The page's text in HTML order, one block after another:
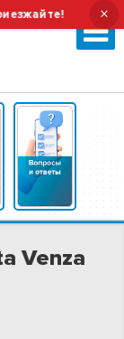
×
Venza